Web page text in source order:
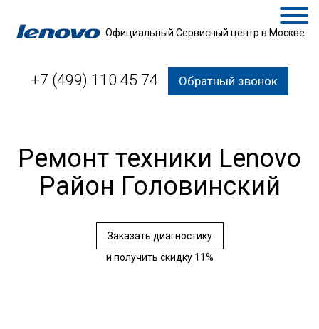
Официальный Сервисный центр в Москве
+7 (499) 110 45 74 Обратный звонок
Ремонт техники Lenovo
Район Головинский
Заказать диагностику
и получить скидку 11%